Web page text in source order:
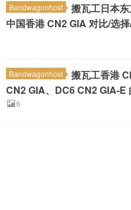
Bandwagonhost
搬瓦工日本
中国香港 CN2 GIA 对比/选
Bandwagonhost
搬瓦工香港
CN2 GIA、DC6 CN2 GIA-E
6